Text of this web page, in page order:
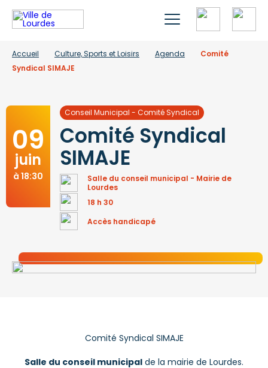
Accueil Culture, Sports et Loisirs Agenda
Comité
Syndical SIMAJE
09
juin
à 18:30
Conseil Municipal - Comité Syndical
Comité Syndical
SIMAJE
Salle du conseil municipal - Mairie de
Lourdes
18 h 30
Accès handicapé
Comité Syndical SIMAJE
Salle du conseil municipal de la mairie de Lourdes.